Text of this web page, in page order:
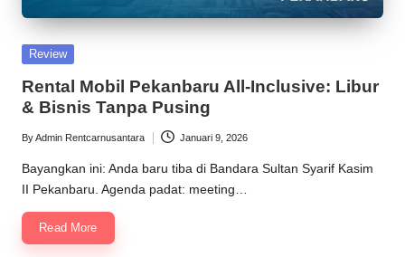
M
o
b
il
-
S
o
l
untuk
perjalanan
Anda,
kapan
saja.
Posted
Review
Rental Mobil Pekanbaru All-Inclusive: Libur
& Bisnis Tanpa Pusing
Posted
by
ByAdmin Rentcarnusantara Januari 9, 2026
Bayangkan ini: Anda baru tiba di Bandara Sultan Syarif Kasim
II Pekanbaru. Agenda padat: meeting…
Read More